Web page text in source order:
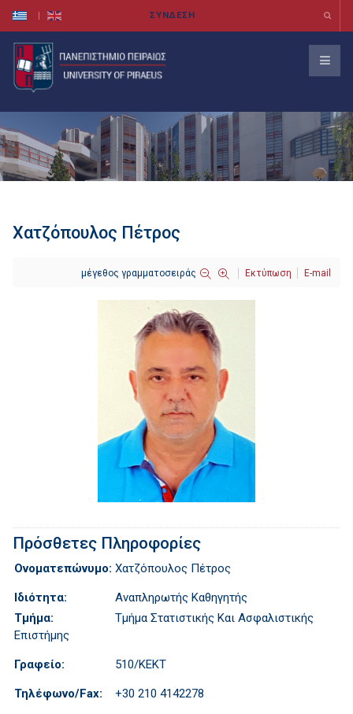
Χατζόπουλος Πέτρος
μέγεθος γραμματοσειράς Εκτύπωση E-mail
Πρόσθετες Πληροφορίες
Ονοματεπώνυμο: Χατζόπουλος Πέτρος
Ιδιότητα:
Αναπληρωτής Καθηγητής
Τμήμα:
Τμήμα Στατιστικής Και Aσφαλιστικής
Eπιστήμης
Γραφείο: 510/ΚΕΚΤ
Τηλέφωνο/Fax: +30 210 4142278